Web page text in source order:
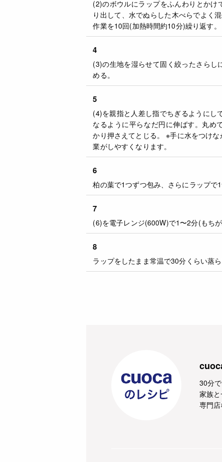
(2)のボウルにラップをふんわりとか
り出して、水でぬらした木べらでよく
作業を10回(加熱時間約10分)繰り返す。
4
(3)の生地を湿らせて固く絞ったさらし
める。
5
(4)を親指と人差し指でちぎるようにし
なるように平らなだ円に伸ばす。丸め
かり押さえてとじる。 ※手に水をつけ
業がしやすくなります。
6
柏の葉で1つずつ包み、さらにラップで1
7
(6)を電子レンジ(600W)で1〜2分(もち
8
ラップをしたまま常温で30分くらい蒸
30分
家族と
専門